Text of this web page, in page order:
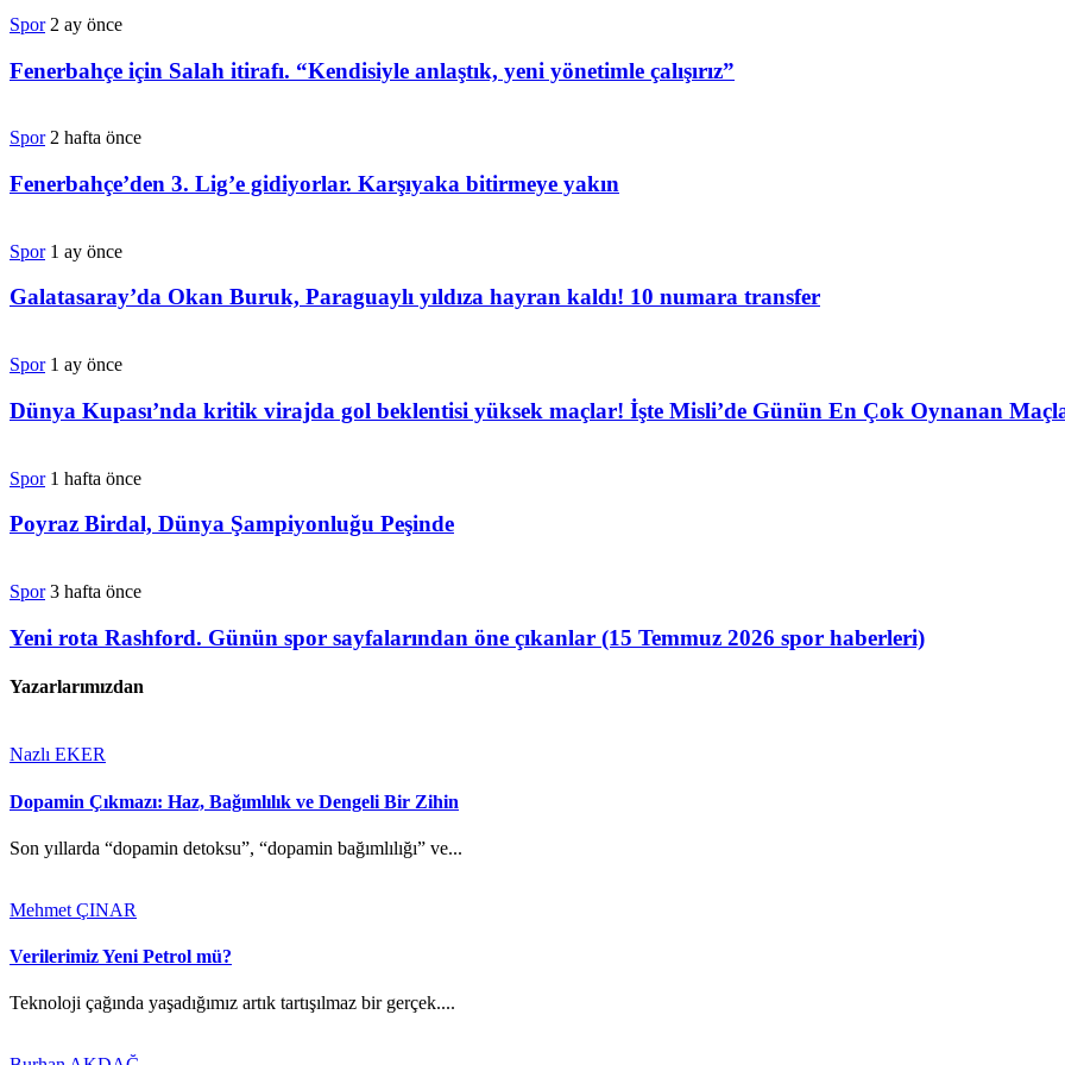
Spor 2 ay önce
Fenerbahçe için Salah itirafı. “Kendisiyle anlaştık, yeni yönetimle çalışırız”
Spor 2 hafta önce
Fenerbahçe’den 3. Lig’e gidiyorlar. Karşıyaka bitirmeye yakın
Spor 1 ay önce
Galatasaray’da Okan Buruk, Paraguaylı yıldıza hayran kaldı! 10 numara transfer
Spor 1 ay önce
Dünya Kupası’nda kritik virajda gol beklentisi yüksek maçlar! İşte Misli’de Günün En Çok Oynanan
Spor 1 hafta önce
Poyraz Birdal, Dünya Şampiyonluğu Peşinde
Spor 3 hafta önce
Yeni rota Rashford. Günün spor sayfalarından öne çıkanlar (15 Temmuz 2026 spor haberleri)
Yazarlarımızdan
Nazlı EKER
Dopamin Çıkmazı: Haz, Bağımlılık ve Dengeli Bir Zihin
Son yıllarda “dopamin detoksu”, “dopamin bağımlılığı” ve...
Mehmet ÇINAR
Verilerimiz Yeni Petrol mü?
Teknoloji çağında yaşadığımız artık tartışılmaz bir gerçek....